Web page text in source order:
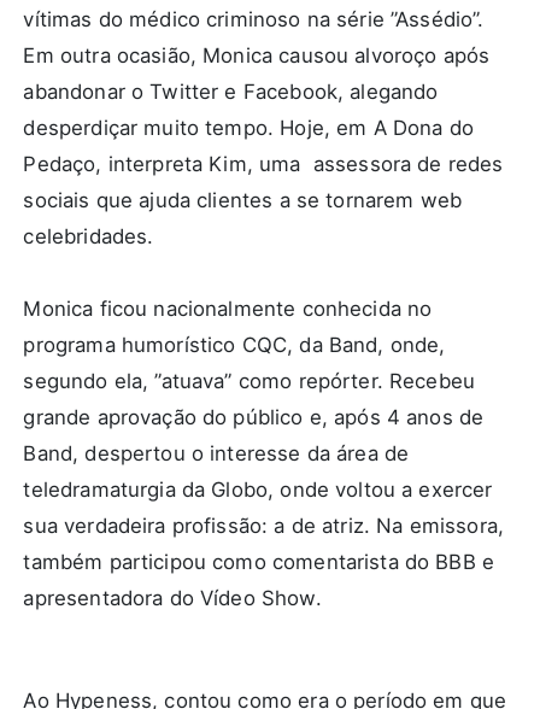
vítimas do médico criminoso na série ”Assédio”.
Em outra ocasião, Monica causou alvoroço após
abandonar o Twitter e Facebook, alegando
desperdiçar muito tempo. Hoje, em A Dona do
Pedaço, interpreta Kim, uma assessora de redes
sociais que ajuda clientes a se tornarem web
celebridades.
Monica ficou nacionalmente conhecida no
programa humorístico CQC, da Band, onde,
segundo ela, ”atuava” como repórter. Recebeu
grande aprovação do público e, após 4 anos de
Band, despertou o interesse da área de
teledramaturgia da Globo, onde voltou a exercer
sua verdadeira profissão: a de atriz. Na emissora,
também participou como comentarista do BBB e
apresentadora do Vídeo Show.
Ao Hypeness, contou como era o período em que